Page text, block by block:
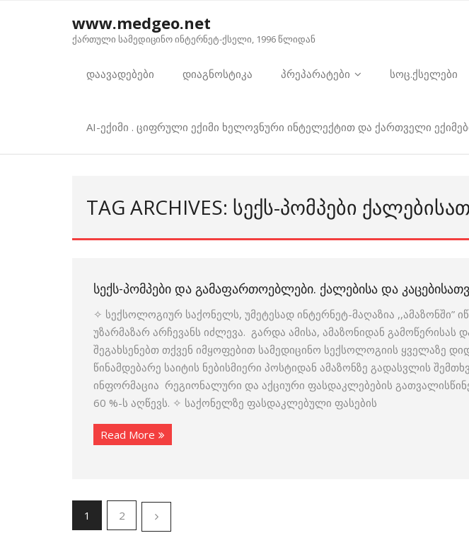
www.medgeo.net
ქართული სამედიცინო ინტერნეტ-ქსელი, 1996 წლიდან
დაავადებები დიაგნოსტიკა პრეპარატები სოც.ქსელები
AI-ექიმი . ციფრული ექიმი ხელოვნური ინტელექტით და ქართველი
TAG ARCHIVES: ᲡᲔᲥᲡ-ᲞᲝᲛᲞᲔᲑᲘ
ᲡᲔᲥᲡ-ᲞᲝᲛᲞᲔᲑᲘ ᲓᲐ ᲒᲐᲛᲐᲤᲐᲠᲗᲝᲔᲑᲚᲔᲑᲘ. ᲥᲐᲚᲔᲑᲘᲡᲐ ᲓᲐ
✧ სექსოლოგიურ საქონელს, უმეტესად ინტერნეტ-მაღაზია ,,ამაზონში”
უზარმაზარ არჩევანს იძლევა. გარდა ამისა, ამაზონიდან გამოწერისას
შეგახსენებთ თქვენ იმყოფებით სამედიცინო სექსოლოგიის ყველაზე
წინამდებარე საიტის ნებისმიერი პოსტიდან ამაზონზე გადასვლის
ინფორმაცია რეგიონალური და აქციური ფასდაკლებების
60 %-ს აღწევს. ✧ საქონელზე ფასდაკლებული ფასების
Read More
1 2